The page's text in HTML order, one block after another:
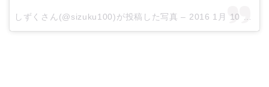
しずくさん(@sizuku100)が投稿した写真 – 2016 1月 10 7:37午後 PST